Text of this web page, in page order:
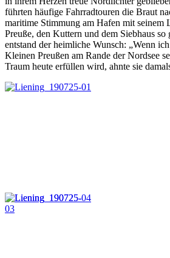
führten häufige Fahrradtouren die Braut
maritime Stimmung am Hafen mit seinem
Preuße, den Kuttern und dem Siebhaus
entstand der heimliche Wunsch: „Wenn
Kleinen Preußen am Rande der Nordsee
Traum heute erfüllen wird, ahnte sie